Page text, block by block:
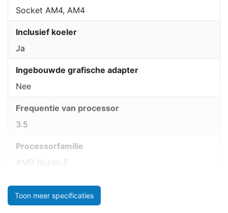
Socket AM4, AM4
Inclusief koeler
Ja
Ingebouwde grafische adapter
Nee
Frequentie van processor
3.5
Processorfamilie
AMD Ryzen 5
Toon meer specificaties